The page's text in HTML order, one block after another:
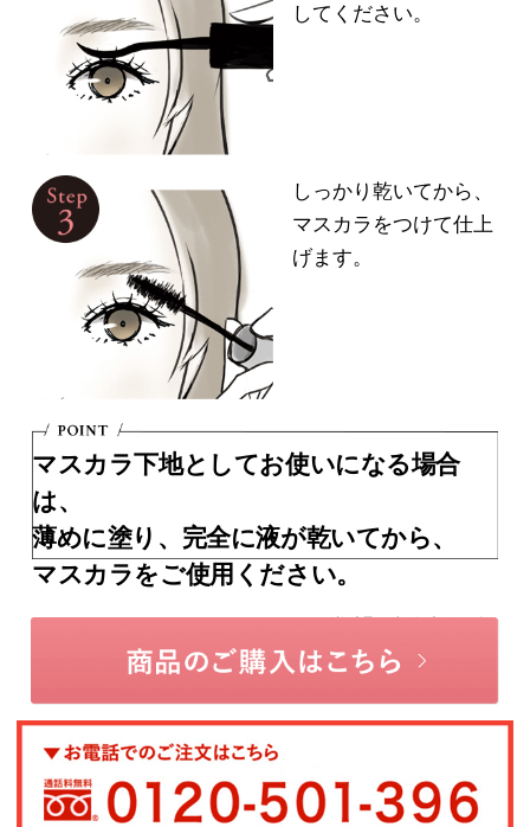
してください。
しっかり乾いてから、
マスカラをつけて仕上
げます。
マスカラ下地としてお使いになる場合
は、
薄めに塗り、完全に液が乾いてから、
マスカラをご使用ください。